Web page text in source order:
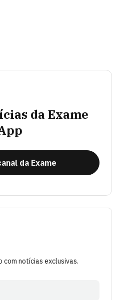
da Exame
da Exame
com notícias exclusivas.